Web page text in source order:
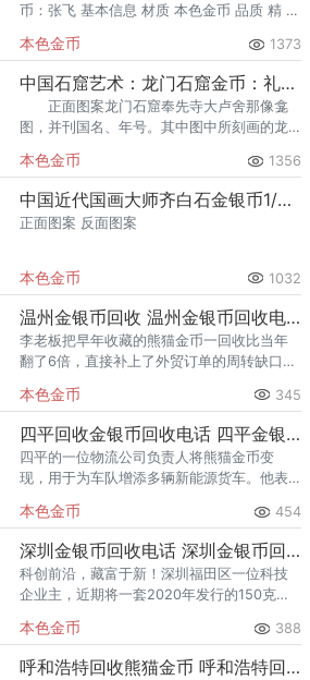
币：张飞 基本信息 材质 本色金币 品质 精 面
本色金币 1373
中国石窟艺术：龙门石窟金币：礼佛图
正面图案龙门石窟奉先寺大卢舍那像龛
图，并刊国名、年号。其中图中所刻画的龙
外的我国三大佛教艺术宝库之一，同时也是
我国第一批国家风景名胜区。
本色金币 1356
中国近代国画大师齐白石金银币1/2盎司松鼠葡萄长方形金币
正面图案 反面图案
本色金币 1032
温州金银币回收 温州金银币回收电话
李老板把早年收藏的熊猫金币一回收比当年
翻了6倍，直接补上了外贸订单的周转缺口；
了女儿的留学基金 —— 在温州，敢闯敢拼的
生意人都懂 “盘活资产
本色金币 345
四平回收金银币回收电话 四平金银币回收渠道
四平的一位物流公司负责人将熊猫金币变
现，用于为车队增添多辆新能源货车。他表
加速。眼下正值金银币市场行情走高，很多
老藏家压箱底的宝贝——无论是经
本色金币 454
深圳金银币回收电话 深圳金银币回收渠道
科创前沿，藏富于新！深圳福田区一位科技
企业主，近期将一套2020年发行的150克熊
品相，获得了显著的市场溢价。另一位来自
潮汕家族的客户，将一套
本色金币 388
呼和浩特回收熊猫金币 呼和浩特回收熊猫金币电话